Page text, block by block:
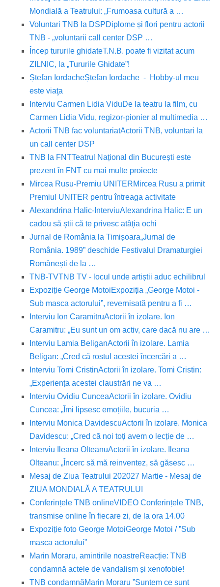
Mondială a Teatrului: „Frumoasa cultură a …
Voluntari TNB la DSPDiplome și flori pentru actorii
TNB - „voluntarii call center DSP …
Încep tururile ghidateT.N.B. poate fi vizitat acum
ZILNIC, la „Tururile Ghidate”!
Ștefan IordacheȘtefan Iordache - Hobby-ul meu
este viaţa
Interviu Carmen Lidia ViduDe la teatru la film, cu
Carmen Lidia Vidu, regizor-pionier al multimedia …
Actorii TNB fac voluntariatActorii TNB, voluntari la
un call center DSP
TNB la FNTTeatrul Național din București este
prezent în FNT cu mai multe proiecte
Mircea Rusu-Premiu UNITERMircea Rusu a primit
Premiul UNITER pentru întreaga activitate
Alexandrina Halic-InterviuAlexandrina Halic: E un
cadou să ştii că te privesc atâţia ochi
Jurnal de România la Timișoara„Jurnal de
România. 1989” deschide Festivalul Dramaturgiei
Românești de la …
TNB-TVTNB TV - locul unde artiștii aduc echilibrul
Expoziție George MotoiExpoziția „George Motoi -
Sub masca actorului”, revernisată pentru a fi …
Interviu Ion CaramitruActorii în izolare. Ion
Caramitru: „Eu sunt un om activ, care dacă nu are …
Interviu Lamia BeliganActorii în izolare. Lamia
Beligan: „Cred că rostul acestei încercări a …
Interviu Tomi CristinActorii în izolare. Tomi Cristin:
„Experiența acestei claustrări ne va …
Interviu Ovidiu CunceaActorii în izolare. Ovidiu
Cuncea: „Îmi lipsesc emoțiile, bucuria …
Interviu Monica DavidescuActorii în izolare. Monica
Davidescu: „Cred că noi toți avem o lecție de …
Interviu Ileana OlteanuActorii în izolare. Ileana
Olteanu: „Încerc să mă reinventez, să găsesc …
Mesaj de Ziua Teatrului 202027 Martie - Mesaj de
ZIUA MONDIALĂ A TEATRULUI
Conferințele TNB onlineVIDEO Conferințele TNB,
transmise online în fiecare zi, de la ora 14.00
Expoziție foto George MotoiGeorge Motoi / ”Sub
masca actorului”
Marin Moraru, amintirile noastreReacție: TNB
condamnă actele de vandalism și xenofobie!
TNB condamnăMarin Moraru ”Suntem ce sunt